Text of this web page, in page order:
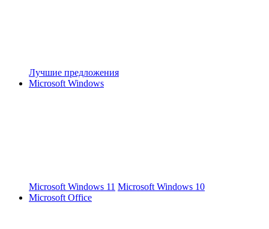
Лучшие предложения
Microsoft Windows
Microsoft Windows 11 Microsoft Windows 10
Microsoft Office